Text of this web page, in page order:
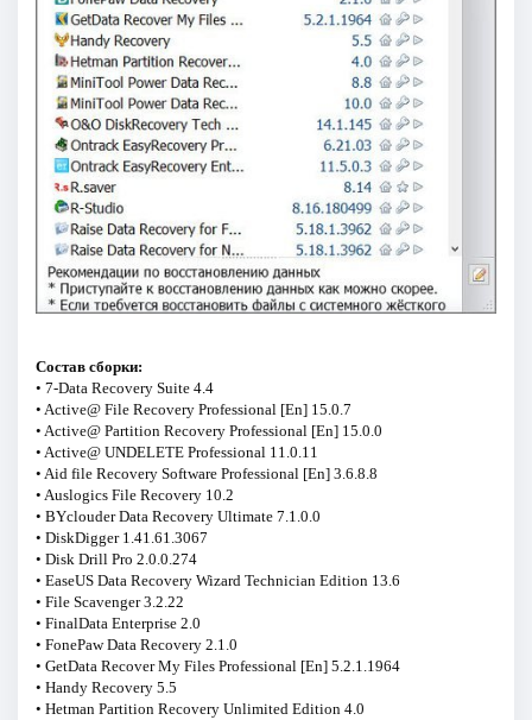
Состав сборки:
• 7-Data Recovery Suite 4.4
• Active@ File Recovery Professional [En] 15.0.7
• Active@ Partition Recovery Professional [En] 15.0.0
• Active@ UNDELETE Professional 11.0.11
• Aid file Recovery Software Professional [En] 3.6.8.8
• Auslogics File Recovery 10.2
• BYclouder Data Recovery Ultimate 7.1.0.0
• DiskDigger 1.41.61.3067
• Disk Drill Pro 2.0.0.274
• EaseUS Data Recovery Wizard Technician Edition 13.6
• File Scavenger 3.2.22
• FinalData Enterprise 2.0
• FonePaw Data Recovery 2.1.0
• GetData Recover My Files Professional [En] 5.2.1.1964
• Handy Recovery 5.5
• Hetman Partition Recovery Unlimited Edition 4.0